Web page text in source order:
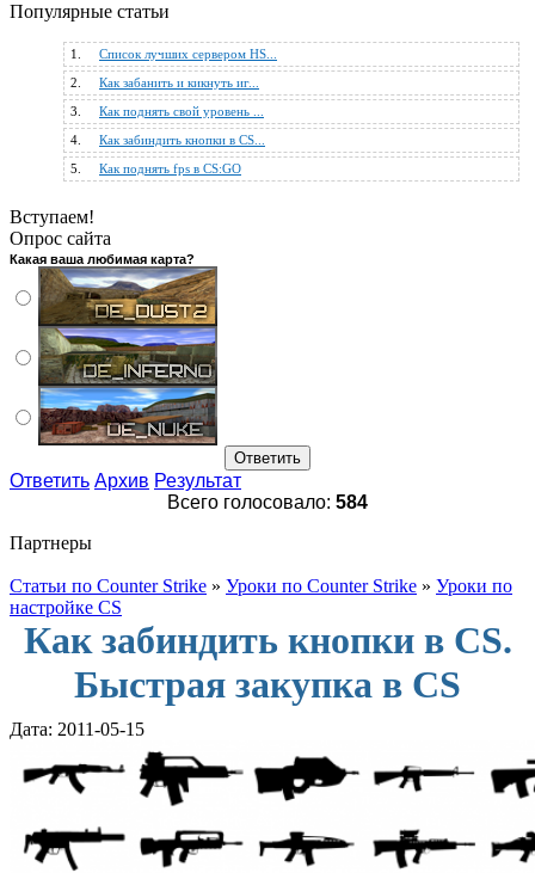
Популярные статьи
1. Список лучших сервером HS...
2. Как забанить и кикнуть иг...
3. Как поднять свой уровень ...
4. Как забиндить кнопки в CS...
5. Как поднять fps в CS:GO
Вступаем!
Опрос сайта
Какая ваша любимая карта?
Ответить Архив Результат
Всего голосовало: 584
Партнеры
Статьи по Counter Strike » Уроки по Counter Strike » Уроки по
настройке CS
Как забиндить кнопки в CS.
Быстрая закупка в CS
Дата: 2011-05-15